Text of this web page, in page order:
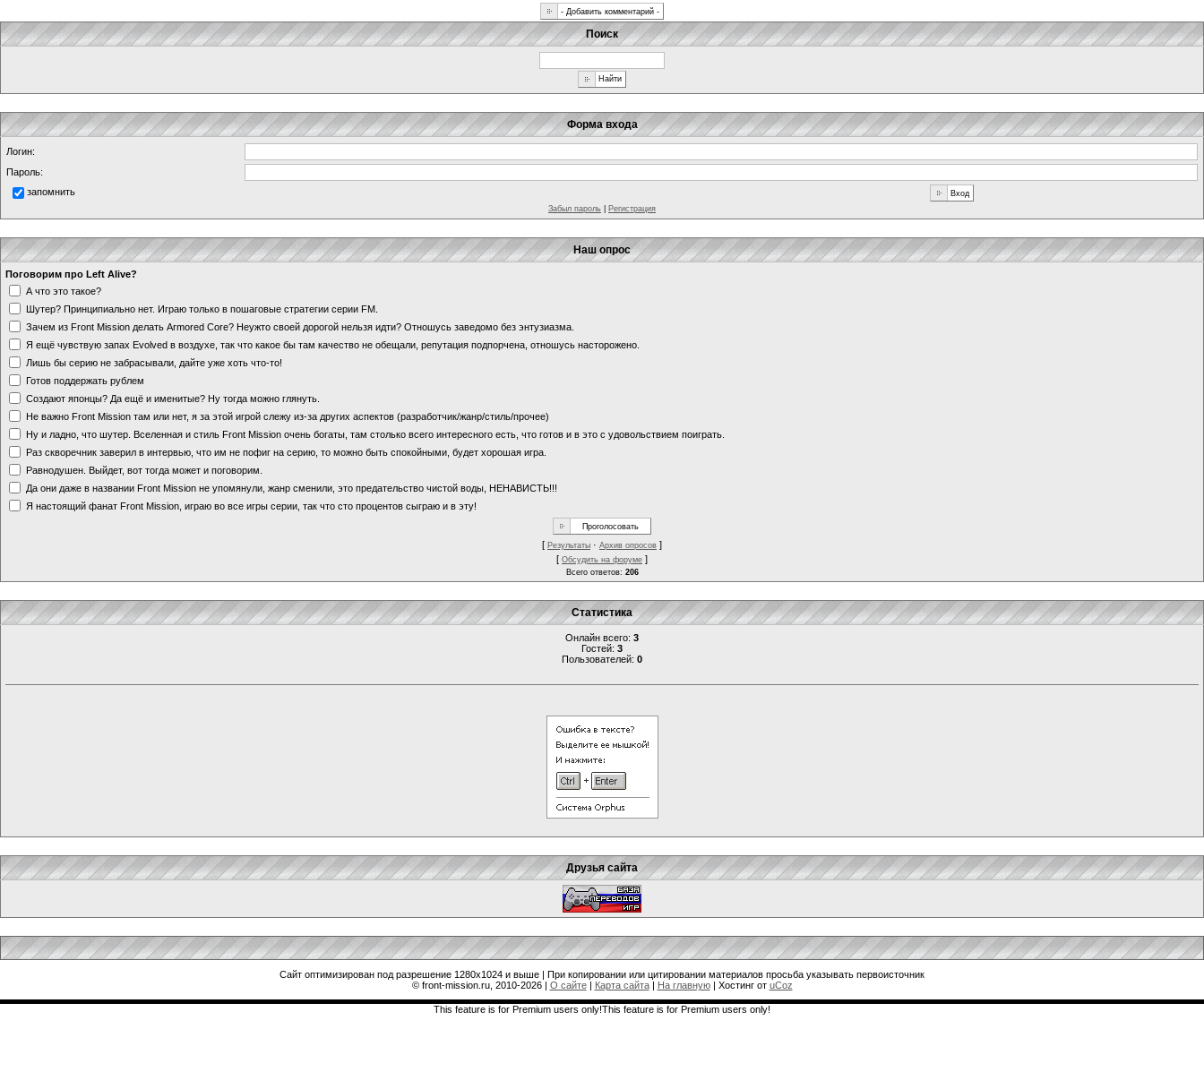
Поиск
Форма входа
Логин:
Пароль:
запомнить
Забыл пароль Регистрация
Наш опрос
Поговорим про Left Alive?
А что это такое?
Шутер? Принципиально нет. Играю только в пошаговые стратегии серии FM.
Зачем из Front Mission делать Armored Core? Неужто своей дорогой нельзя идти? Отношусь заведомо без энтузиазма.
Я ещё чувствую запах Evolved в воздухе, так что какое бы там качество не обещали, репутация подпорчена, отношусь насторожено.
Лишь бы серию не забрасывали, дайте уже хоть что-то!
Готов поддержать рублем
Создают японцы? Да ещё и именитые? Ну тогда можно глянуть.
Не важно Front Mission там или нет, я за этой игрой слежу из-за других аспектов (разработчик/жанр/стиль/прочее)
Ну и ладно, что шутер. Вселенная и стиль Front Mission очень богаты, там столько всего интересного есть, что готов и в это с удовольствием поиграть.
Раз скворечник заверил в интервью, что им не пофиг на серию, то можно быть спокойными, будет хорошая игра.
Равнодушен. Выйдет, вот тогда может и поговорим.
Да они даже в названии Front Mission не упомянули, жанр сменили, это предательство чистой воды, НЕНАВИСТЬ!!!
Я настоящий фанат Front Mission, играю во все игры серии, так что сто процентов сыграю и в эту!
[ Результаты · Архив опросов ]
[ Обсудить на форуме ]
Всего ответов: 206
Статистика
Онлайн всего: 3
Гостей: 3
Пользователей: 0
Друзья сайта
Сайт оптимизирован под разрешение 1280x1024 и выше | При копировании или цитировании материалов просьба указывать первоисточник
© front-mission.ru, 2010-2026| О сайте| Карта сайта| На главную| Хостинг от uCoz
This feature is for Premium users only!This feature is for Premium users only!